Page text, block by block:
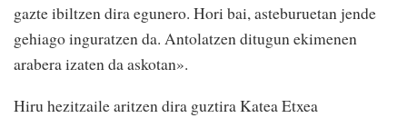
gazte ibiltzen dira egunero. Hori bai, asteburuetan jende
gehiago inguratzen da. Antolatzen ditugun ekimenen
arabera izaten da askotan».
Hiru hezitzaile aritzen dira guztira Katea Etxea